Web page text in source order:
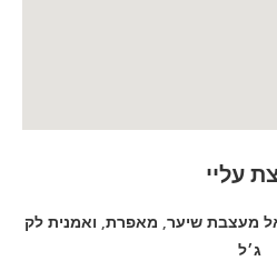
עליי
מעצבת שיער מאפרת ואמנית לק
ג׳ל